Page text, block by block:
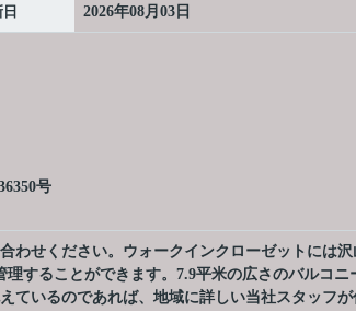
2026年08月03日
号
わせください。ウォークインクローゼットには沢
することができます。7.9平米の広さのバルコニ
ているのであれば、地域に詳しい当社スタッフが